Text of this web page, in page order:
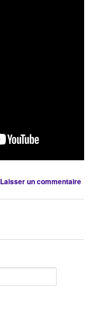
Laisser un commentaire